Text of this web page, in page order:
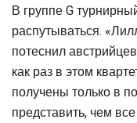
В группе G
распутываться.
потеснил
как раз в этом
получены только в
представить, чем